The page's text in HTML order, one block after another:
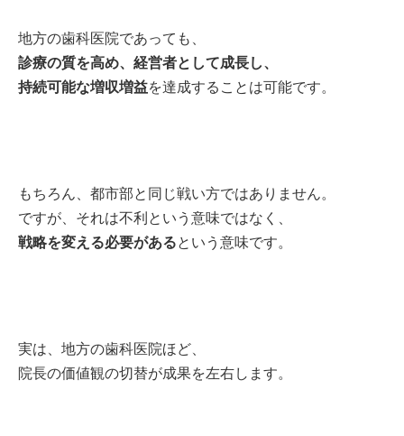
地方の歯科医院であっても、
診療の質を高め、経営者として成長し、
持続可能な増収増益を達成することは可能です。
もちろん、都市部と同じ戦い方ではありません。
ですが、それは不利という意味ではなく、
戦略を変える必要があるという意味です。
実は、地方の歯科医院ほど、
院長の価値観の切替が成果を左右します。